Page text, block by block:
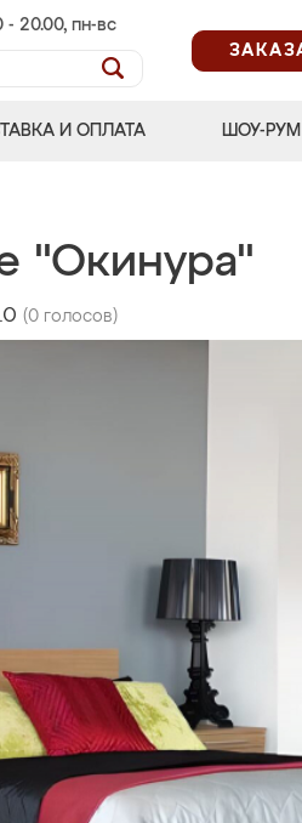
- 20.00, пн-вс
И ОПЛАТА ШОУ-РУМ
"Окинура"
(0 голосов)